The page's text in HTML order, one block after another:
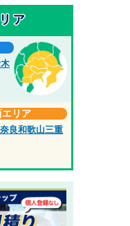
リア
奈良和歌山三重